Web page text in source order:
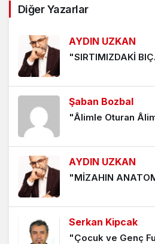
Diğer Yazarlar
AYDIN UZKAN
"SIRTIMIZDAKİ
Şaban Bozbal
"Âlimle Oturan
AYDIN UZKAN
"MİZAHIN
Serkan Kipcak
"Çocuk ve Genç